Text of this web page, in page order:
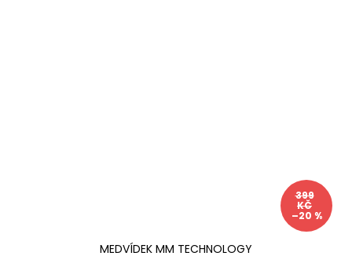
399
KČ
–20 %
MEDVÍDEK MM TECHNOLOGY